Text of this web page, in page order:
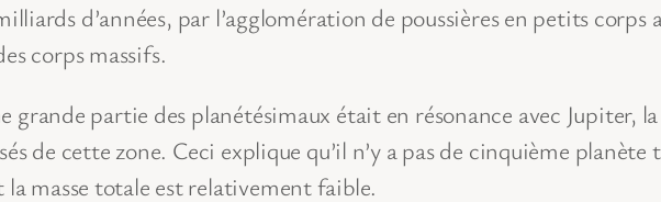
d’années, par l’agglomération de poussières en petits corps
corps massifs.
partie des planétésimaux était en résonance avec Jupiter,
de cette zone. Ceci explique qu’il n’y a pas de cinquième planète
masse totale est relativement faible.